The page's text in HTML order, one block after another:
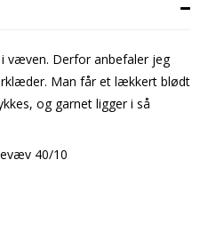
væven. Derfor anbefaler jeg
Man får et lækkert blødt
og garnet ligger i så
40/10